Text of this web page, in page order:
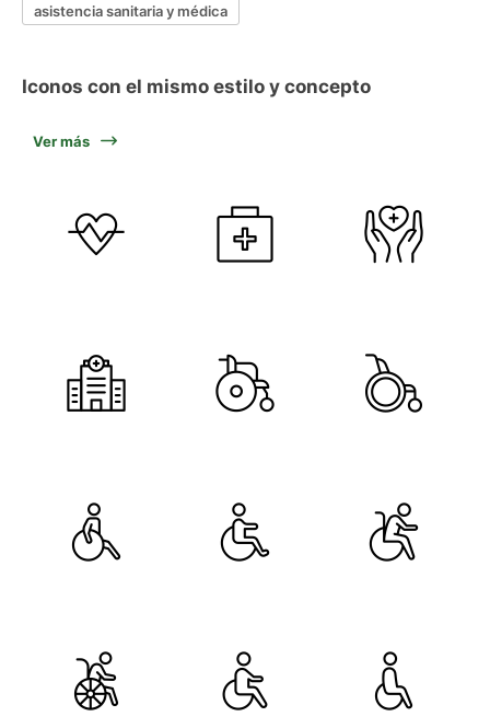
asistencia sanitaria y médica
Iconos con el mismo estilo y concepto
Ver más